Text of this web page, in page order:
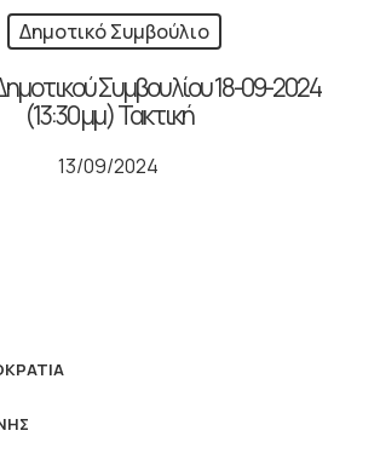
Δημοτικό Συμβούλιο
Συμβουλίου 18-09-2024
(13:30 μμ) Τακτική
13/09/2024